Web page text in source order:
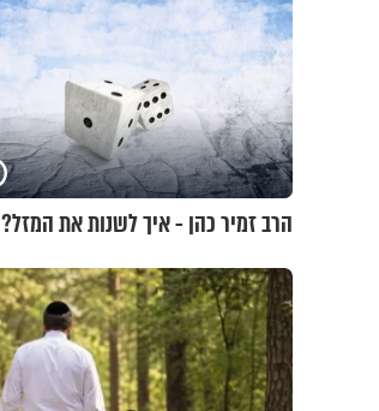
הרב זמיר כהן - איך לשנות את המזל?